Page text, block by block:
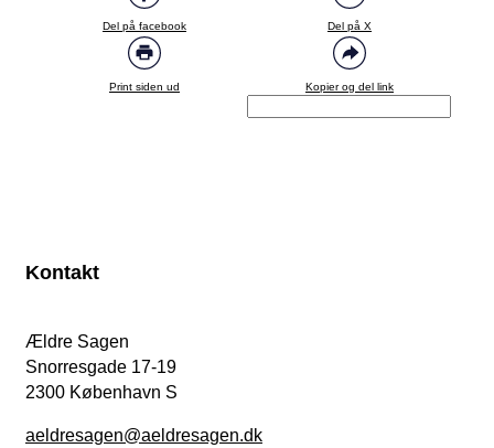
Del på facebook Del på X
Print siden ud Kopier og del link
Kontakt
Ældre Sagen
Snorresgade 17-19
2300 København S
aeldresagen@aeldresagen.dk